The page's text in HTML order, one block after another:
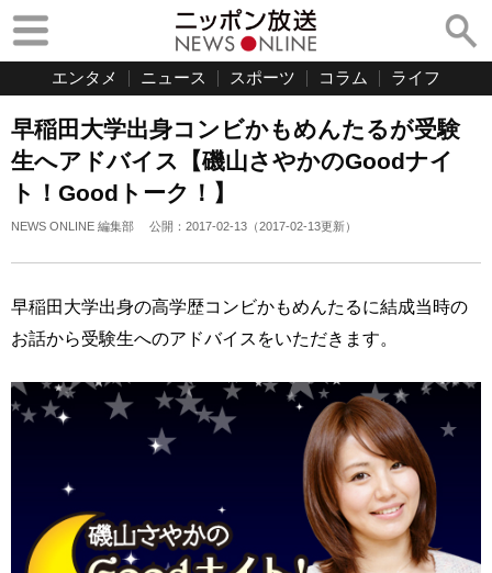
エンタメ ニュース スポーツ コラム ライフ
早稲田大学出身コンビかもめんたるが受験
生へアドバイス【磯山さやかのGoodナイ
ト！Goodトーク！】
NEWS ONLINE 編集部 公開： 2017-02-13 （2017-02-13更新）
早稲田大学出身の高学歴コンビかもめんたるに結成当時の
お話から受験生へのアドバイスをいただきます。